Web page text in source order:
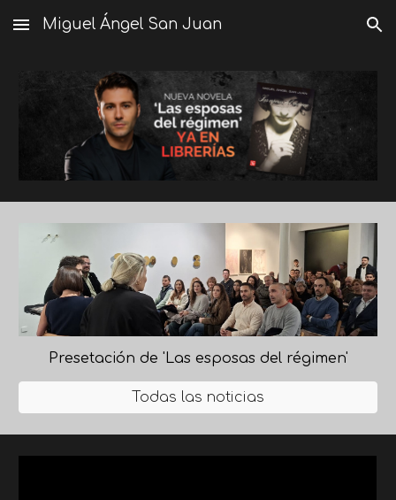
Skip to main content Skip to navigation
Miguel Ángel San Juan
Presetación de 'Las esposas del régimen'
Todas las noticias